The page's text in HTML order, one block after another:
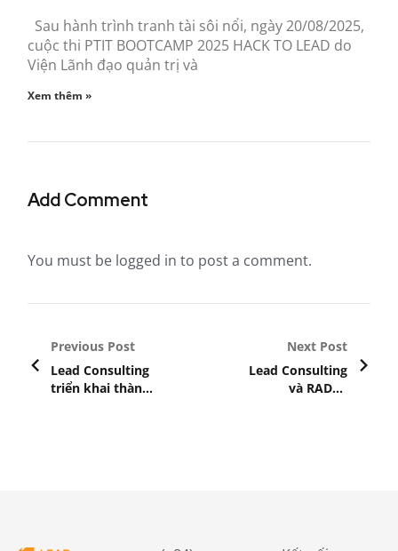
Sau hành trình tranh tài sôi nổi, ngày 20/08/2025,
cuộc thi PTIT BOOTCAMP 2025 HACK TO LEAD do
Viện Lãnh đạo quản trị và
Xem thêm »
Add Comment
You must be logged in to post a comment.
Previous Post
Lead Consulting
triển khai thành
Next Post
Lead Consulting
và RADaR